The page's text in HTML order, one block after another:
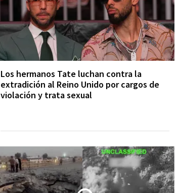
Los hermanos Tate luchan contra la
extradición al Reino Unido por cargos de
violación y trata sexual